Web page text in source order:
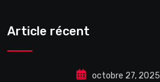
Article récent
octobre 27, 2025